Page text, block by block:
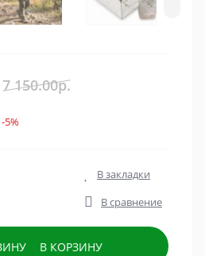
7 150.00р.
-5%
В закладки
В сравнение
В КОРЗИНУ